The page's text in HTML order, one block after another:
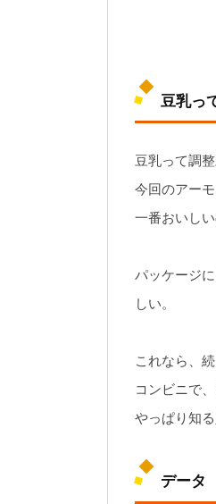
豆乳っ
豆乳って調
今回のアー
一番おいし
パッケージ
しい。
これなら、
コンビニで
やっぱり知
データ